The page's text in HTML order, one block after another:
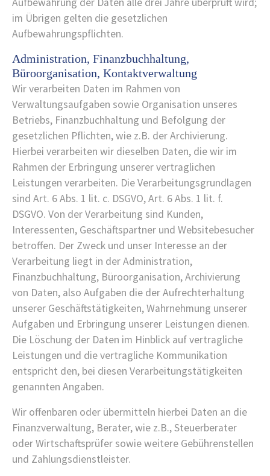
im Übrigen gelten die gesetzlichen
Aufbewahrungspflichten.
Administration, Finanzbuchhaltung,
Büroorganisation, Kontaktverwaltung
Wir verarbeiten Daten im Rahmen von
Verwaltungsaufgaben sowie Organisation unseres
Betriebs, Finanzbuchhaltung und Befolgung der
gesetzlichen Pflichten, wie z.B. der Archivierung.
Hierbei verarbeiten wir dieselben Daten, die wir im
Rahmen der Erbringung unserer vertraglichen
Leistungen verarbeiten. Die Verarbeitungsgrundlagen
sind Art. 6 Abs. 1 lit. c. DSGVO, Art. 6 Abs. 1 lit. f.
DSGVO. Von der Verarbeitung sind Kunden,
Interessenten, Geschäftspartner und Websitebesucher
betroffen. Der Zweck und unser Interesse an der
Verarbeitung liegt in der Administration,
Finanzbuchhaltung, Büroorganisation, Archivierung
von Daten, also Aufgaben die der Aufrechterhaltung
unserer Geschäftstätigkeiten, Wahrnehmung unserer
Aufgaben und Erbringung unserer Leistungen dienen.
Die Löschung der Daten im Hinblick auf vertragliche
Leistungen und die vertragliche Kommunikation
entspricht den, bei diesen Verarbeitungstätigkeiten
genannten Angaben.
Wir offenbaren oder übermitteln hierbei Daten an die
Finanzverwaltung, Berater, wie z.B., Steuerberater
oder Wirtschaftsprüfer sowie weitere Gebührenstellen
und Zahlungsdienstleister.